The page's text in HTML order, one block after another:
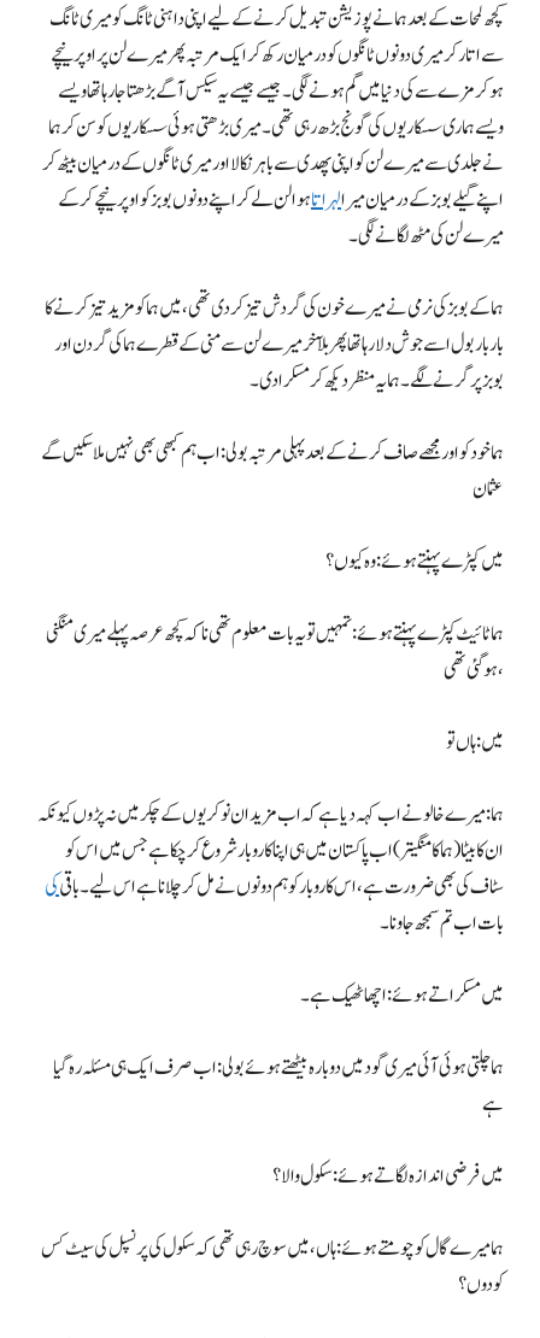
کچھ لمحات کے بعد ہما نے پوزیشن تبدیل کرنے کے لیے اپنی داہنی ٹانگ کو میری ٹانگ
سے اتار کر میری دونوں ٹانگوں کو درمیان رکھ کر ایک مرتبہ پھر میرے لن پر اوپر نیچے
ہوکر مزے سے کی دنیا میں گم ہونے لگی۔ جیسے جیسے یہ سیکس آگے بڑھتا جا رہا تھا ویسے
ویسے ہماری سسکاریوں کی گونج بڑھ رہی تھی۔ میری بڑھتی ہوئی سسکاریوں کو سن کر ہما
نے جلدی سے میرے لن کو اپنی پھدی سے باہر نکالا اور میری ٹانگوں کے درمیان بیٹھ کر
اپنے گیلے بوبز کے درمیان میرالہراتاہوا لن لے کر اپنے دونوں بوبز کو اوپر نیچے کرکے
میرے لن کی مٹھ لگانے لگی۔
ہما کے بوبز کی نرمی نے میرے خون کی گردش تیز کردی تھی، میں ہما کو مزید تیز کرنے کا
بار بار بول اسے جوش دلا رہا تھا پھر بلآخر میرے لن سے منی کے قطرے ہما کی گردن اور
بوبز پر گرنے لگے۔ ہما یہ منظر دیکھ کر مسکرادی۔
ہما خود کو اور مجھے صاف کرنے کے بعد پہلی مرتبہ بولی: اب ہم کبھی بھی نہیں ملا سکیں گے
عثمان
میں کپڑے پہنتے ہوئے: وہ کیوں؟
ہما ٹائیٹ کپڑے پہنتے ہوئے: تمہیں تو یہ بات معلوم تھی نا کہ کچھ عرصہ پہلے میری منگنی
ہوگئی تھی،
میں: ہاں تو
ہما: میرے خالو نے اب کہہ دیا ہے کہ اب مزید ان نوکریوں کے چکر میں نہ پڑوں کیونکہ
ان کا بیٹا (ہما کا منگیتر) اب پاکستان میں ہی اپنا کاروبار شروع کرچکا ہے جس میں اس کو
سٹاف کی بھی ضرورت ہے، اس کاروبار کو ہم دونوں نے مل کر چلانا ہے اس لیے۔ باقیکی
بات اب تم سمجھ جاو نا۔
میں مسکراتے ہوئے: اچھا ٹھیک ہے۔
ہما چلتی ہوئی آئی میری گود میں دوبارہ بیٹھتے ہوئے بولی: اب صرف ایک ہی مسئلہ رہ گیا
ہے
میں فرضی اندازہ لگاتے ہوئے: سکول والا؟
ہما میرے گال کو چومتے ہوئے: ہاں، میں سوچ رہی تھی کہ سکول کی پرنسپل کی سیٹ کس
کو دوں؟